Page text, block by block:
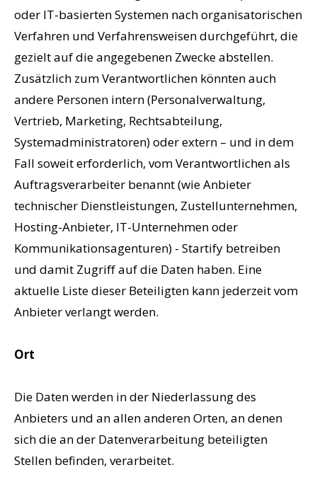
oder IT-basierten Systemen nach organisatorischen
Verfahren und Verfahrensweisen durchgeführt, die
gezielt auf die angegebenen Zwecke abstellen.
Zusätzlich zum Verantwortlichen könnten auch
andere Personen intern (Personalverwaltung,
Vertrieb, Marketing, Rechtsabteilung,
Systemadministratoren) oder extern – und in dem
Fall soweit erforderlich, vom Verantwortlichen als
Auftragsverarbeiter benannt (wie Anbieter
technischer Dienstleistungen, Zustellunternehmen,
Hosting-Anbieter, IT-Unternehmen oder
Kommunikationsagenturen) - Startify betreiben
und damit Zugriff auf die Daten haben. Eine
aktuelle Liste dieser Beteiligten kann jederzeit vom
Anbieter verlangt werden.
Ort
Die Daten werden in der Niederlassung des
Anbieters und an allen anderen Orten, an denen
sich die an der Datenverarbeitung beteiligten
Stellen befinden, verarbeitet.